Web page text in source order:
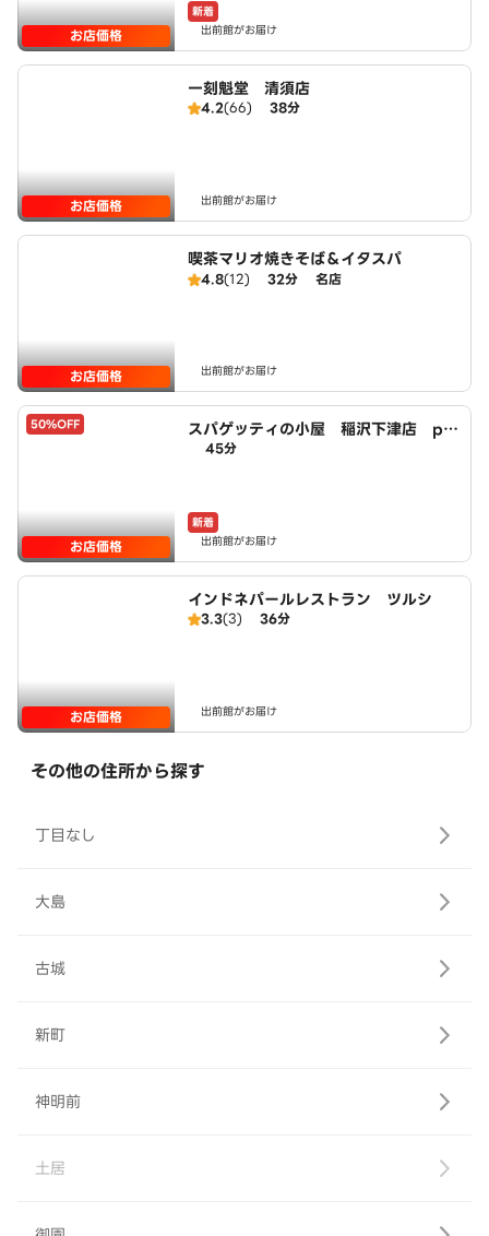
お店価格
新着
出前館がお届け
お店価格
一刻魁堂 清須店
4.2(66) 38分
出前館がお届け
お店価格
喫茶マリオ焼きそば＆イタスパ
4.8(12) 32分 名店
出前館がお届け
50%OFF
お店価格
スパゲッティの小屋 稲沢下津店 po
wered by LAWSON
45分
新着
出前館がお届け
お店価格
インドネパールレストラン ツルシ
3.3(3) 36分
出前館がお届け
その他の住所から探す
丁目なし
大島
古城
新町
神明前
土居